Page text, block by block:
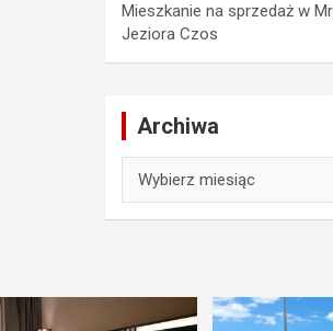
Mieszkanie na sprzedaż w
Jeziora Czos
Archiwa